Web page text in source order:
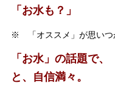
「お水も？」
※ 「オススメ」が思いつ
「お水」の話題で
と、自信満々。